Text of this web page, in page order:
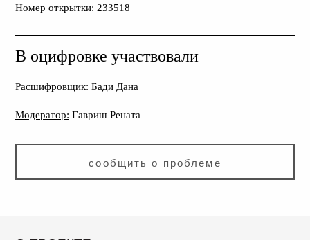
Номер открытки: 233518
В оцифровке участвовали
Расшифровщик: Бади Дана
Модератор: Гавриш Рената
сообщить о проблеме